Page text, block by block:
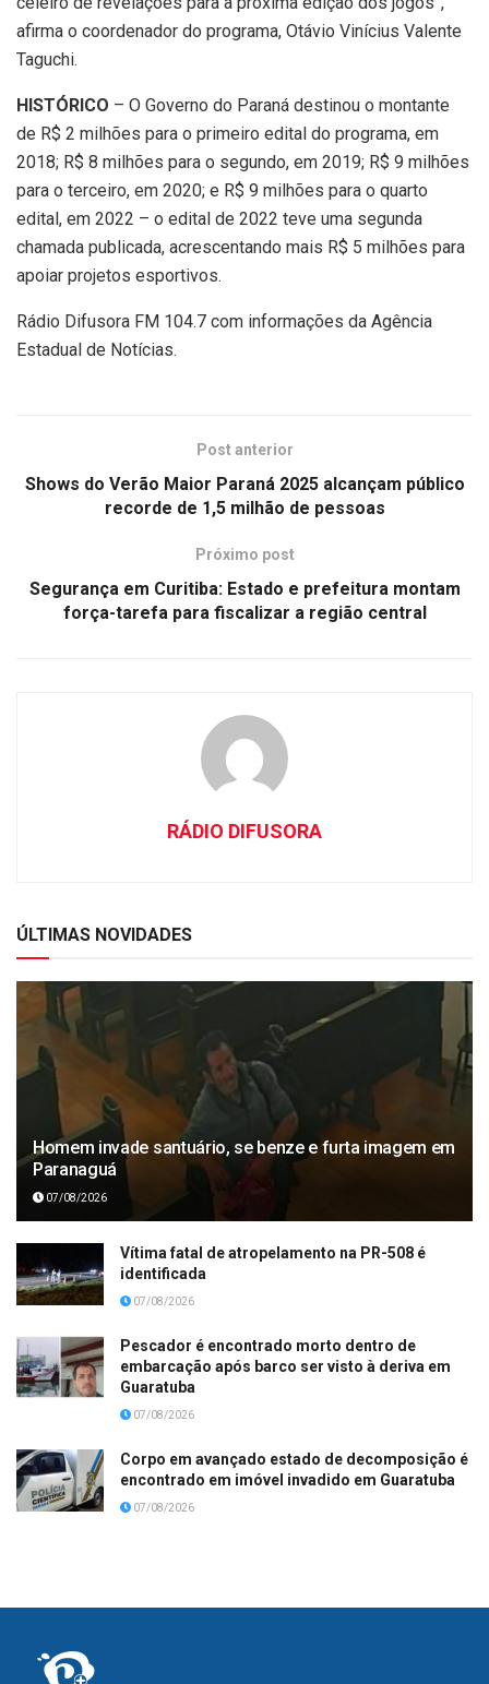
afirma o coordenador do programa, Otávio Vinícius Valente
Taguchi.
HISTÓRICO – O Governo do Paraná destinou o montante
de R$ 2 milhões para o primeiro edital do programa, em
2018; R$ 8 milhões para o segundo, em 2019; R$ 9 milhões
para o terceiro, em 2020; e R$ 9 milhões para o quarto
edital, em 2022 – o edital de 2022 teve uma segunda
chamada publicada, acrescentando mais R$ 5 milhões para
apoiar projetos esportivos.
Rádio Difusora FM 104.7 com informações da Agência
Estadual de Notícias.
Post anterior
Shows do Verão Maior Paraná 2025 alcançam público
recorde de 1,5 milhão de pessoas
Próximo post
Segurança em Curitiba: Estado e prefeitura montam
força-tarefa para fiscalizar a região central
RÁDIO DIFUSORA
ÚLTIMAS NOVIDADES
Homem invade santuário, se benze e furta imagem em
Paranaguá
07/08/2026
Vítima fatal de atropelamento na PR-508 é
identificada
07/08/2026
Pescador é encontrado morto dentro de
embarcação após barco ser visto à deriva em
Guaratuba
07/08/2026
Corpo em avançado estado de decomposição é
encontrado em imóvel invadido em Guaratuba
07/08/2026